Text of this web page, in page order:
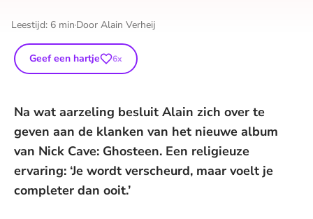
Leestijd: 6 min Door Alain Verheij
Geef een hartje 6x
Na wat aarzeling besluit Alain zich over te
geven aan de klanken van het nieuwe album
van Nick Cave: Ghosteen. Een religieuze
ervaring: ‘Je wordt verscheurd, maar voelt je
completer dan ooit.’